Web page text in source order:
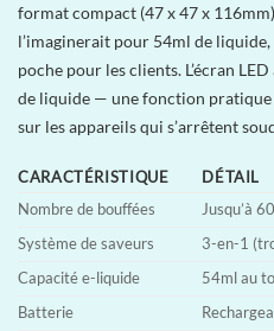
format compact (47 x 47 x
l’imaginerait pour 54ml de
poche pour les clients. L’écran
de liquide — une fonction
sur les appareils qui s’arrêtent
CARACTÉRISTIQUE
DÉTAIL
Nombre de bouffées
Jusqu’à
Système de saveurs
3-en-1
Capacité e-liquide
54ml au
Batterie